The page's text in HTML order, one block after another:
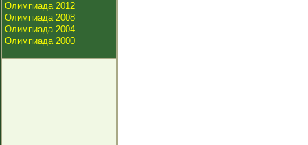
Олимпиада 2012
Олимпиада 2008
Олимпиада 2004
Олимпиада 2000